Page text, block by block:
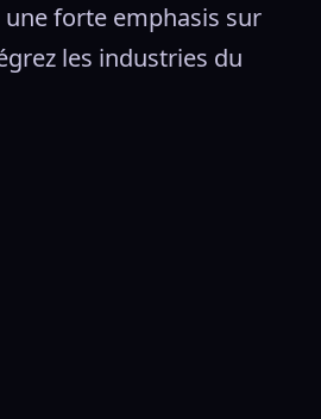
forte emphasis sur
les industries du